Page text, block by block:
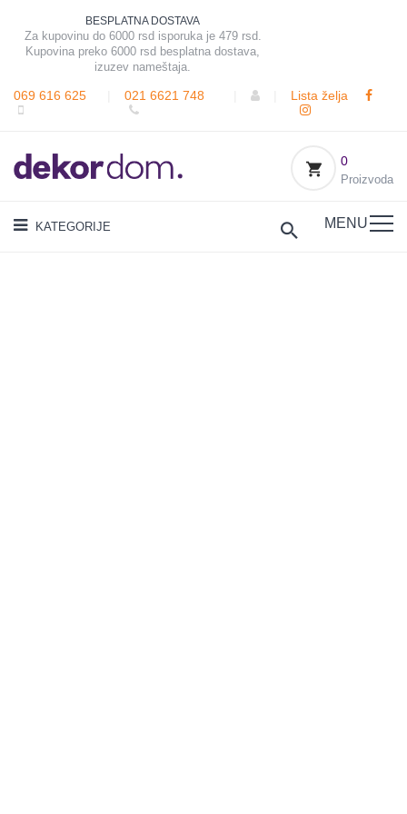
BESPLATNA DOSTAVA
Za kupovinu do 6000 rsd isporuka je 479 rsd.
Kupovina preko 6000 rsd besplatna dostava,
izuzev nameštaja.
069 616 625 021 6621 748 Lista želja
0
Proizvoda
KATEGORIJE MENU